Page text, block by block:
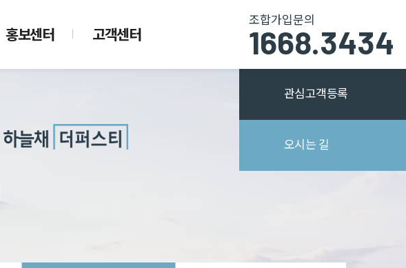
홍보센터
홍보영상
고객센터
조합가입문의
1668.3434
관심고객등록
오시는 길